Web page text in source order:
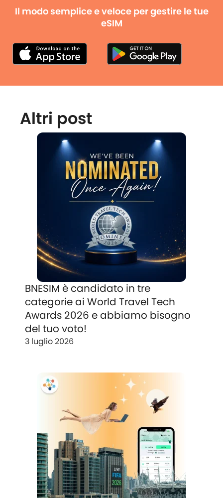
Il modo semplice e veloce per gestire le tue
eSIM
Altri post
BNESIM è candidato in tre
categorie ai World Travel Tech
Awards 2026 e abbiamo bisogno
del tuo voto!
3 luglio 2026